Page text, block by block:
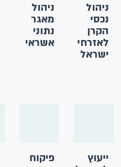
ניהול
נכסי
הקרן
לאזרחי
ישראל
ניהול
מאגר
נתוני
אשראי
ייעוץ
פיקוח